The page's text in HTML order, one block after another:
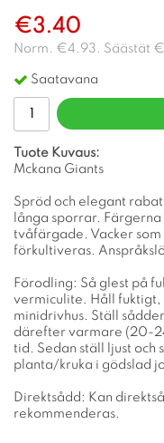
€3.40
Norm. €4.93 . Säästät
Saatavana
Tuote Kuvaus:
Mckana Giants
Spröd och elegant
långa sporrar.
tvåfärgade. Vacker
förkultiveras.
Förodling: Så glest på
vermiculite. Håll fuktigt,
minidrivhus. Ställ
därefter varmare (20-
tid. Sedan ställ ljust och
planta/kruka i gödslad
Direktsådd: Kan
rekommenderas.